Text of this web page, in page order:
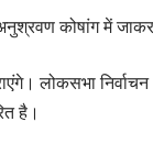
कोषांग में
लोकसभा
है।